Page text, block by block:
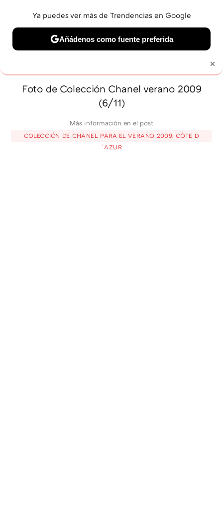
BELLEZA SHOPPING VIAJES GASTRO SNEAKERS
Foto de Colección Chanel verano 2009
(6/11)
Más información en el post
COLECCIÓN DE CHANEL PARA EL VERANO 2009: CÔTE D
´AZUR
×
Ya puedes ver más de Trendencias en Google
Añádenos como fuente preferida